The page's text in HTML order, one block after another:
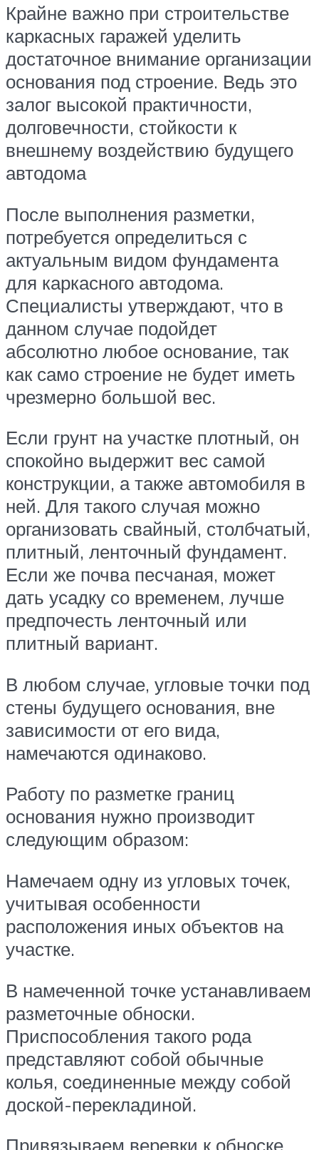
Крайне важно при строительстве
каркасных гаражей уделить
достаточное внимание организации
основания под строение. Ведь это
залог высокой практичности,
долговечности, стойкости к
внешнему воздействию будущего
автодома
После выполнения разметки,
потребуется определиться с
актуальным видом фундамента
для каркасного автодома.
Специалисты утверждают, что в
данном случае подойдет
абсолютно любое основание, так
как само строение не будет иметь
чрезмерно большой вес.
Если грунт на участке плотный, он
спокойно выдержит вес самой
конструкции, а также автомобиля в
ней. Для такого случая можно
организовать свайный, столбчатый,
плитный, ленточный фундамент.
Если же почва песчаная, может
дать усадку со временем, лучше
предпочесть ленточный или
плитный вариант.
В любом случае, угловые точки под
стены будущего основания, вне
зависимости от его вида,
намечаются одинаково.
Работу по разметке границ
основания нужно производит
следующим образом:
Намечаем одну из угловых точек,
учитывая особенности
расположения иных объектов на
участке.
В намеченной точке устанавливаем
разметочные обноски.
Приспособления такого рода
представляют собой обычные
колья, соединенные между собой
доской-перекладиной.
Привязываем веревки к обноске.